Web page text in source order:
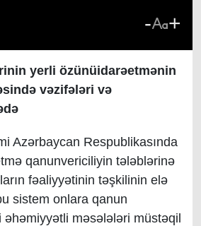
- +
yerli özünüidarəetmənin
vəzifələri və
Azərbaycan Respublikasında
qanunvericiliyin tələblərinə
fəaliyyətinin təşkilinin elə
sistem onlara qanun
məsələləri müstəqil